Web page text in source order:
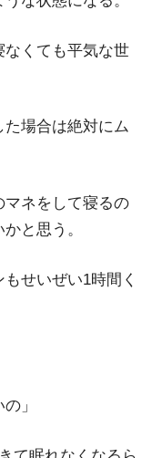
なくても平気な世
た場合は絶対にム
マネをして寝るの
と思う。
せいぜい1時間く
」